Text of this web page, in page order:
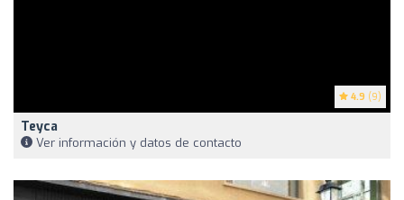
4.9 (9)
Teyca
Ver información y datos de contacto